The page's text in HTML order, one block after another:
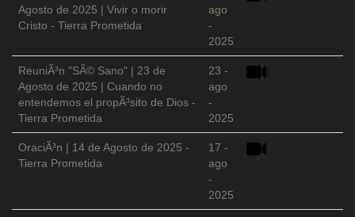
Agosto de 2025 | Vivir o morir
Cristo - Tierra Prometida
ago
-
2025
ReuniÃ³n "SÃ© Sano" | 23 de
Agosto de 2025 | Cuando no
entendemos el propÃ³sito de Dios -
Tierra Prometida
23 -
ago
-
2025
OraciÃ³n | 14 de Agosto de 2025 -
Tierra Prometida
17 -
ago
-
2025